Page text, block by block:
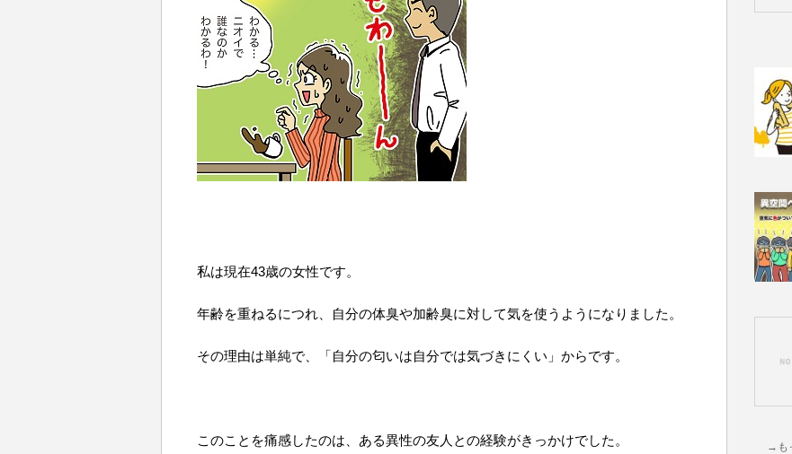
私は現在43歳の女性です。
年齢を重ねるにつれ、自分の体臭や加齢臭に対して気を使うようになりました。
その理由は単純で、「自分の匂いは自分では気づきにくい」からです。
このことを痛感したのは、ある異性の友人との経験がきっかけでした。 →も